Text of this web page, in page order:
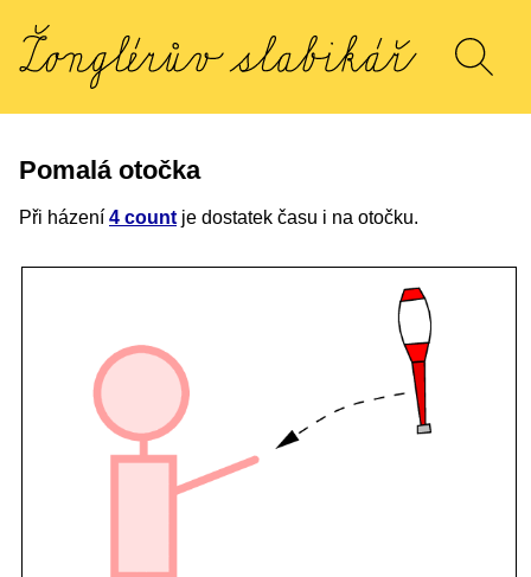
Pomalá otočka
Při házení 4 count je dostatek času i na otočku.